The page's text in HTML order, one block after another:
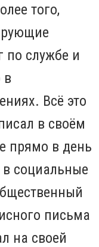
того,
по службе и
в
Всё это
в своём
прямо в день
социальные
письма
на своей